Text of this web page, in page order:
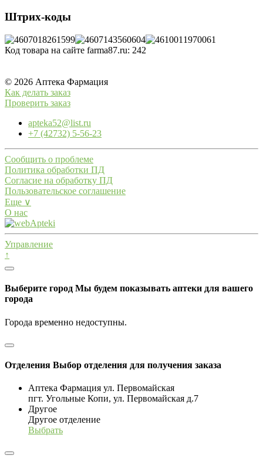
Штрих-коды
Код товара на сайте farma87.ru: 242
© 2026 Аптека Фармация
Как делать заказ
Проверить заказ
apteka52@list.ru
+7 (42732) 5-56-23
Сообщить о проблеме
Политика обработки ПД
Согласие на обработку ПД
Пользовательское соглашение
Еще ∨
О нас
Управление
↑
Выберите город Мы будем показывать аптеки для вашего
города
Города временно недоступны.
Отделения Выбор отделения для получения заказа
Аптека Фармация ул. Первомайская
пгт. Угольные Копи, ул. Первомайская д.7
Другое
Другое отделение
Выбрать